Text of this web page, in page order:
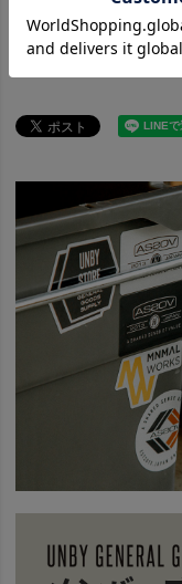
ITEM アウトドア・キ
Oregonian Camper